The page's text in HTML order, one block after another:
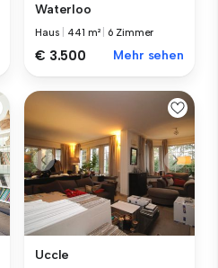
Waterloo
Haus 441 m² 6 Zimmer
€ 3.500 Mehr sehen
Uccle